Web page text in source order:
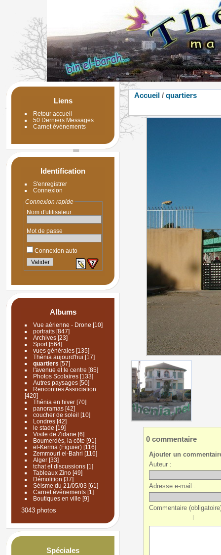
Liens
Retour accueil
50 Derniers Messages
Carnet événements
Identification
S'enregistrer
Connexion
Connexion rapide
Nom d'utilisateur
Mot de passe
Connexion auto
Albums
Vue aérienne - Drone [10]
portraits[847]
Archives [23]
Sport[564]
vues générales[135]
Thénia aujourd'hui [17]
quartiers [57]
l'avenue et le centre [85]
Photos Scolaires[133]
Autres paysages[50]
Rencontres Association
[420]
Thénia en hiver[70]
panoramas[42]
coucher de soleil [10]
Londres[42]
le stade [19]
Visite de Zidane [6]
Boumerdès, la côte [91]
el-Kerma (Figuier)[116]
Zemmouri el-Bahri [116]
Alger[33]
tchat et discussions[1]
Tableaux Zino[49]
Démolition [37]
Séisme du 21/05/03 [61]
Carnet événements[1]
Boutiques en ville [9]
3043 photos
Spéciales
Accueil / quartiers
0 commentaire
Ajouter un
Auteur :
Adresse e-mail :
Commentaire
|